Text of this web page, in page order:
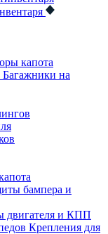
капота
Багажники на
бампера и
двигателя и КПП
Крепления для